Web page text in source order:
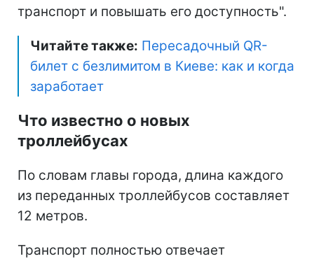
транспорт и повышать его доступность".
Читайте также: Пересадочный QR-
билет с безлимитом в Киеве: как и когда
заработает
Что известно о новых
троллейбусах
По словам главы города, длина каждого
из переданных троллейбусов составляет
12 метров.
Транспорт полностью отвечает